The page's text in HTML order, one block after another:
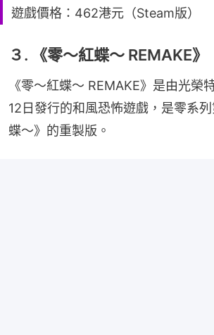
遊戲價格：462港元（Steam版）
３. 《零～紅蝶～ REMAKE》
《零～紅蝶～ REMAKE》是由光榮
12日發行的和風恐怖遊戲，是零系
蝶～》的重製版。